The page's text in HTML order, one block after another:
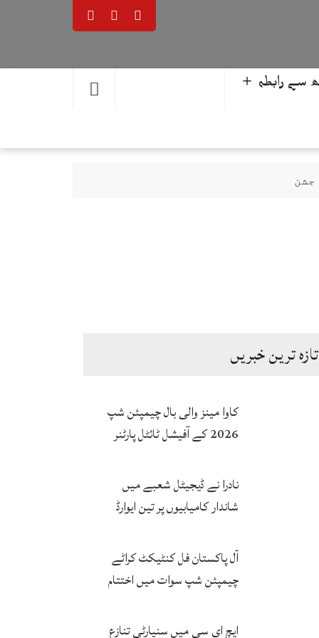
سے رابطہ ＋
سینٹورس اسلام آباد کے درمیان
تازہ ترین خبریں
کاوا مینز والی بال چیمپئن شپ
2026 کے آفیشل ٹائٹل پارٹنر
فتح پر جشن
نادرا نے ڈیجیٹل شعبے میں
شاندار کامیابیوں پر تین ایوارڈ
آل پاکستان فل کنٹیکٹ کراٹے
چیمپئن شپ سوات میں اختتام
ایچ ای سی میں سنیارٹی تنازع